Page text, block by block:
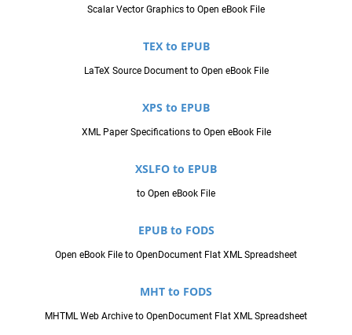
Scalar Vector Graphics to Open eBook File
TEX to EPUB
LaTeX Source Document to Open eBook File
XPS to EPUB
XML Paper Specifications to Open eBook File
XSLFO to EPUB
to Open eBook File
EPUB to FODS
Open eBook File to OpenDocument Flat XML Spreadsheet
MHT to FODS
MHTML Web Archive to OpenDocument Flat XML Spreadsheet